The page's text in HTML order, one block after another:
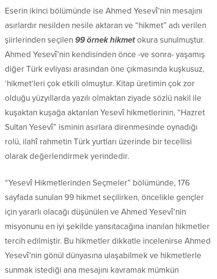
Eserin ikinci bölümünde ise Ahmed Yesevî’nin mesajını
asırlardır nesilden nesile aktaran ve “hikmet” adı verilen
şiirlerinden seçilen 99 örnek hikmetokura sunulmuştur.
Ahmed Yesevî’nin kendisinden önce -ve sonra- yaşamış
diğer Türk evliyası arasından öne çıkmasında kuşkusuz,
‘hikmet‘leri çok etkili olmuştur. Kitap üretimin çok zor
olduğu yüzyıllarda yazılı olmaktan ziyade sözlü nakil ile
kuşaktan kuşağa aktarılan Yesevî hikmetlerinin, “Hazret
Sultan Yesevî” isminin asırlara direnmesinde oynadığı
rolü, ilahî rahmetin Türk yurtları üzerinde bir tecellisi
olarak değerlendirmek yerindedir.
“Yesevî Hikmetlerinden Seçmeler” bölümünde, 176
sayfada sunulan 99 hikmet seçilirken, öncelikle gençler
için yararlı olacağı düşünülen ve Ahmed Yesevî’nin
misyonunu en iyi şekilde yansıtacağına inanılan hikmetler
tercih edilmiştir. Bu hikmetler dikkatle incelenirse Ahmed
Yesevî’nin gönül dünyasına ulaşabilmek ve hikmetlerle
sunmak istediği ana mesajını kavramak mümkün